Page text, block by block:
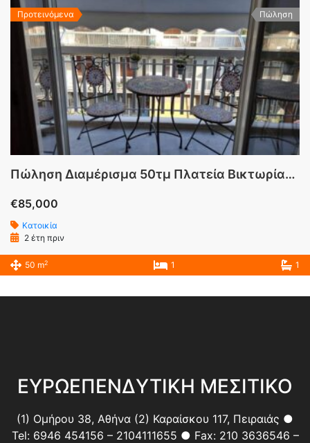
Προτεινόμενα Πώληση
Πώληση Διαμέρισμα 50τμ Πλατεία Βικτωρίας Αττικής
€85,000
Κατοικία
2 έτη πριν
50 m2 1 1
ΕΥΡΩΕΠΕΝΔΥΤΙΚΗ ΜΕΣΙΤΙΚΟ
(1) Ομήρου 38, Αθήνα (2) Καραίσκου 117, Πειραιάς ●
Tel: 6946 454156 – 2104111655 ● Fax: 210 3636546 –